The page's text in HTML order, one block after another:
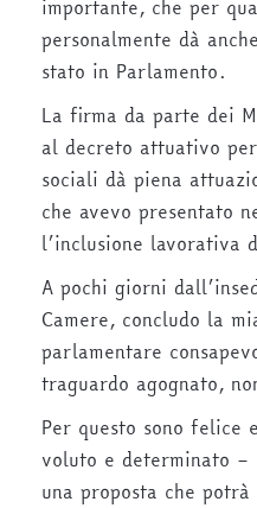
importante, che per
personalmente dà
stato in Parlamento.
La firma da parte dei
al decreto attuativo
sociali dà piena
che avevo presentato
l’inclusione lavorativa
A pochi giorni
Camere, concludo la
parlamentare
traguardo agognato,
Per questo sono felice
voluto e determinato
una proposta che